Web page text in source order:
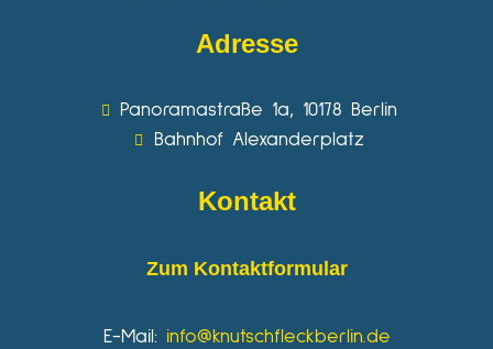
Adresse
Panoramastraße 1a, 10178 Berlin
Bahnhof Alexanderplatz
Kontakt
Zum Kontaktformular
E-Mail: info@knutschfleckberlin.de